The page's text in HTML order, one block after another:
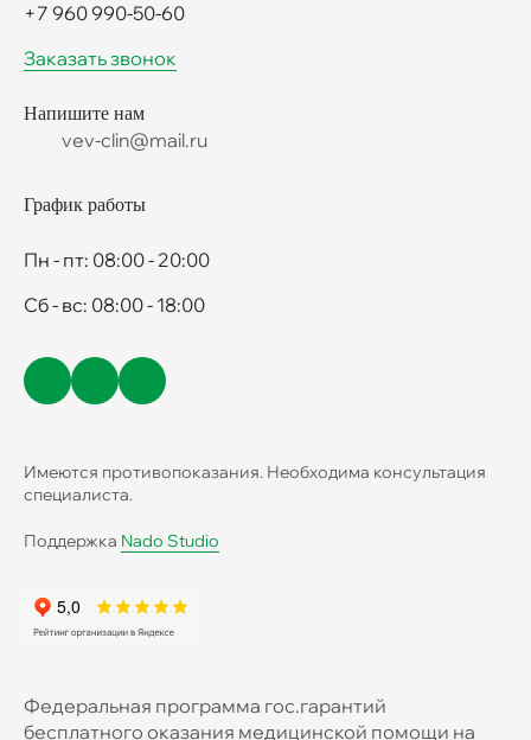
+7 960 990-50-60
Заказать звонок
Напишите нам
vev-clin@mail.ru
График работы
Пн - пт: 08:00 - 20:00
Сб - вс: 08:00 - 18:00
Имеются противопоказания. Необходима консультация
специалиста.
Поддержка Nado Studio
Федеральная программа гос.гарантий
бесплатного оказания медицинской помощи на